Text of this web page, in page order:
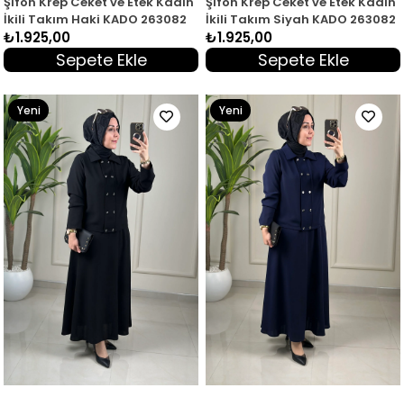
İkili Takım Haki KADO 263082
₺1.925,00
Sepete Ekle
İkili Takım Siyah KADO 263082
₺1.925,00
Sepete Ekle
Yeni
Ürün
Yeni
Ürün